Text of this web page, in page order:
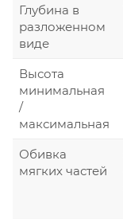
Глубина в
разложенном
виде
Высота
минимальная
/
максимальная
Обивка
мягких частей